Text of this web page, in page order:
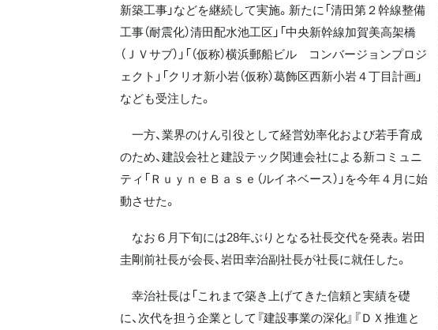
新築工事」などを継続して実施。新たに「清田第２幹線整備
工事（耐震化）清田配水池工区」「中央新幹線加賀美高架橋
（ＪＶサブ）」「（仮称）横浜郵船ビル コンバージョンプロジ
ェクト」「クリオ新小岩（仮称）葛飾区西新小岩４丁目計画」
なども受注した。
一方、業界のけん引役として経営効率化および若手育成
のため、建設会社と建設テック関連会社による新コミュニ
ティ「ＲｕｙｎｅＢａｓｅ（ルイネベース）」を今年４月に始
動させた。
なお６月下旬には28年ぶりとなる社長交代を発表。岩田
圭剛前社長が会長、岩田幸治副社長が社長に就任した。
幸治社長は「これまで築き上げてきた信頼と実績を礎
に、次代を担う企業として『建設事業の深化』『ＤＸ推進と